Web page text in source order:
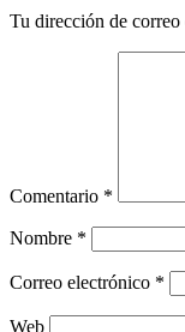
Tu dirección de
Comentario *
Nombre *
Correo electrónico *
Web